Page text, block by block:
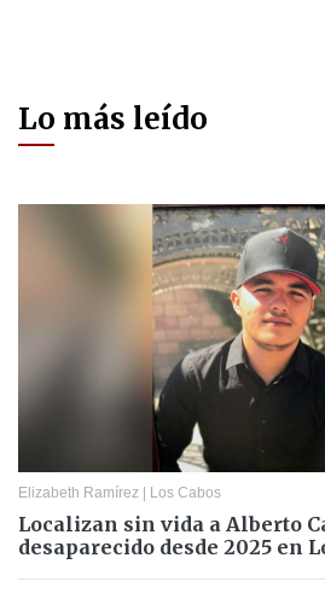
Lo más leído
Elizabeth Ramírez | Los Cabos
Localizan sin vida a Alberto
desaparecido desde 2025 en